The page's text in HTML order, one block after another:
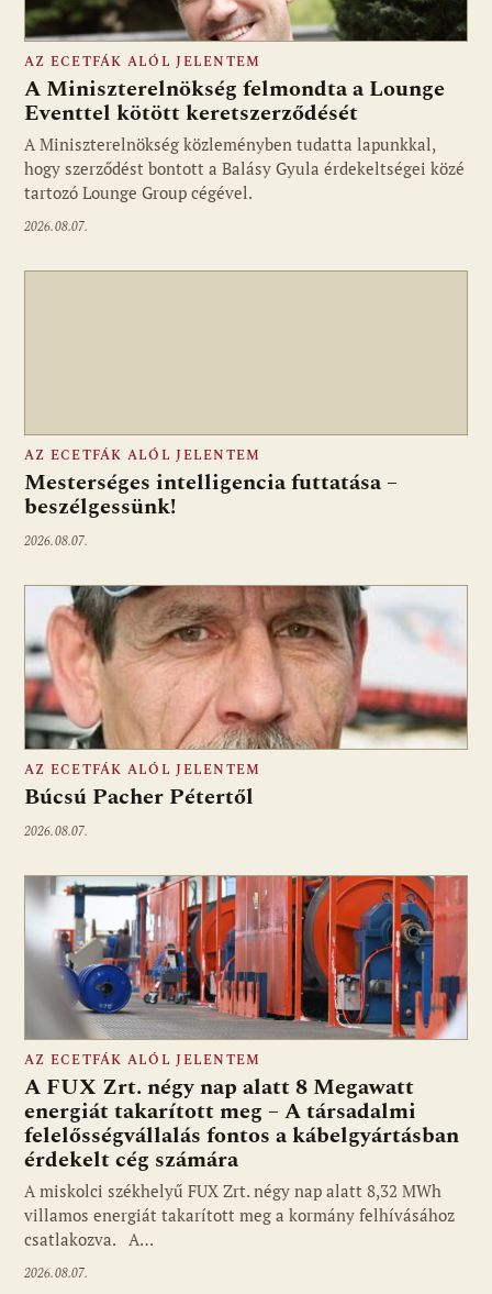
Fotó: media1.hu
AZ ECETFÁK ALÓL JELENTEM
A Miniszterelnökség felmondta a Lounge
Eventtel kötött keretszerződését
A Miniszterelnökség közleményben tudatta lapunkkal,
hogy szerződést bontott a Balásy Gyula érdekeltségei közé
tartozó Lounge Group cégével.
2026.08.07.
AZ ECETFÁK ALÓL JELENTEM
Mesterséges intelligencia futtatása –
beszélgessünk!
2026.08.07.
AZ ECETFÁK ALÓL JELENTEM
Búcsú Pacher Pétertől
2026.08.07.
AZ ECETFÁK ALÓL JELENTEM
A FUX Zrt. négy nap alatt 8 Megawatt
energiát takarított meg – A társadalmi
felelősségvállalás fontos a kábelgyártásban
érdekelt cég számára
A miskolci székhelyű FUX Zrt. négy nap alatt 8,32 MWh
villamos energiát takarított meg a kormány felhívásához
csatlakozva. A…
2026.08.07.